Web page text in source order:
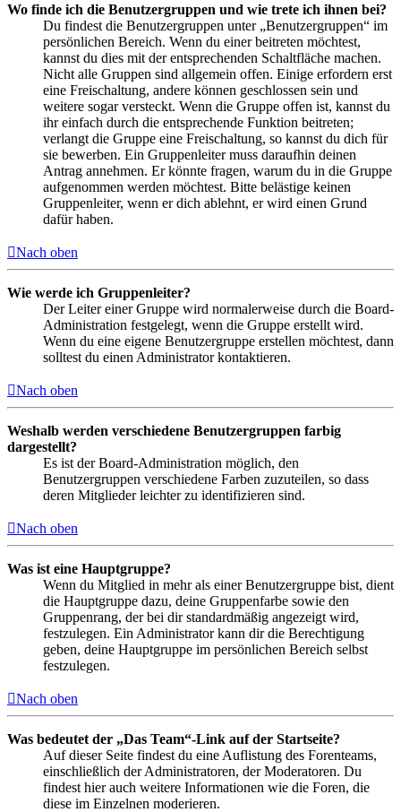
Wo finde ich die Benutzergruppen und wie trete ich ihnen bei?
Du findest die Benutzergruppen unter „Benutzergruppen“ im
persönlichen Bereich. Wenn du einer beitreten möchtest,
kannst du dies mit der entsprechenden Schaltfläche machen.
Nicht alle Gruppen sind allgemein offen. Einige erfordern erst
eine Freischaltung, andere können geschlossen sein und
weitere sogar versteckt. Wenn die Gruppe offen ist, kannst du
ihr einfach durch die entsprechende Funktion beitreten;
verlangt die Gruppe eine Freischaltung, so kannst du dich für
sie bewerben. Ein Gruppenleiter muss daraufhin deinen
Antrag annehmen. Er könnte fragen, warum du in die Gruppe
aufgenommen werden möchtest. Bitte belästige keinen
Gruppenleiter, wenn er dich ablehnt, er wird einen Grund
dafür haben.
Nach oben
Wie werde ich Gruppenleiter?
Der Leiter einer Gruppe wird normalerweise durch die Board-
Administration festgelegt, wenn die Gruppe erstellt wird.
Wenn du eine eigene Benutzergruppe erstellen möchtest, dann
solltest du einen Administrator kontaktieren.
Nach oben
Weshalb werden verschiedene Benutzergruppen farbig
dargestellt?
Es ist der Board-Administration möglich, den
Benutzergruppen verschiedene Farben zuzuteilen, so dass
deren Mitglieder leichter zu identifizieren sind.
Nach oben
Was ist eine Hauptgruppe?
Wenn du Mitglied in mehr als einer Benutzergruppe bist, dient
die Hauptgruppe dazu, deine Gruppenfarbe sowie den
Gruppenrang, der bei dir standardmäßig angezeigt wird,
festzulegen. Ein Administrator kann dir die Berechtigung
geben, deine Hauptgruppe im persönlichen Bereich selbst
festzulegen.
Nach oben
Was bedeutet der „Das Team“-Link auf der Startseite?
Auf dieser Seite findest du eine Auflistung des Forenteams,
einschließlich der Administratoren, der Moderatoren. Du
findest hier auch weitere Informationen wie die Foren, die
diese im Einzelnen moderieren.